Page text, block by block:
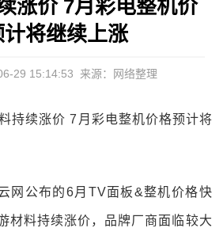
涨价 7月彩电整机价
将继续上涨
29 15:14:53 来源：网络整理
持续涨价 7月彩电整机价格预计将
网公布的6月TV面板&整机价格快
材料持续涨价，品牌厂商面临较大